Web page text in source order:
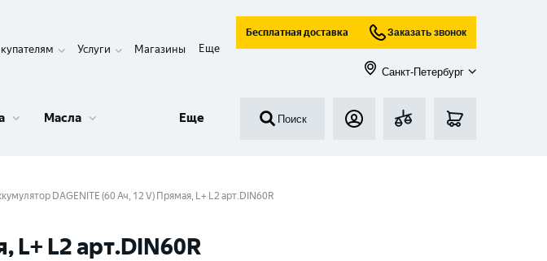
Услуги Магазины Еще
Бесплатная доставка Заказать звонок
Санкт-Петербург
Масла Еще Поиск
DAGENITE (60 Ач, 12 V) Прямая, L+ L2 арт.DIN60R
L+ L2 арт.DIN60R